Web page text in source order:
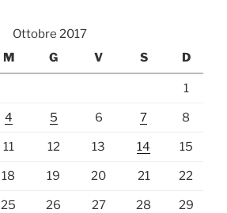
Ottobre 2017
M G V S D
1
4 5 6 7 8
11 12 13 14 15
18 19 20 21 22
25 26 27 28 29